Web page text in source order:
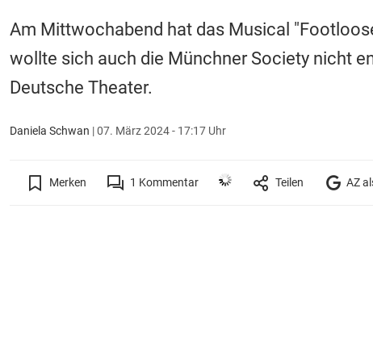
Am Mittwochabend hat das Musical
wollte sich auch die Münchner Society nicht
Deutsche Theater.
Daniela Schwan |07. März 2024 - 17:17 Uhr
Merken 1 Kommentar Teilen AZ